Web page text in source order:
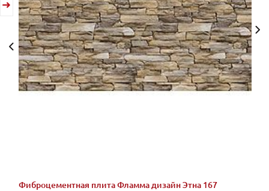
Фиброцементная плита Фламма дизайн Этна 167